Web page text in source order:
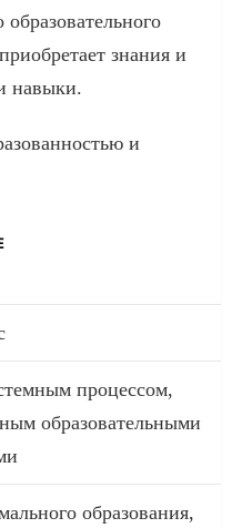
знания и
навыки.
и
процессом,
образовательными
образования,